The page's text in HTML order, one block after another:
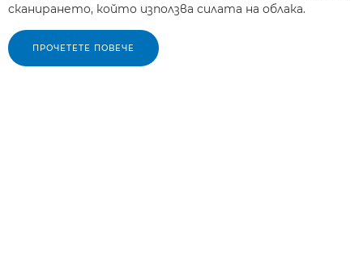
сканирането, който използва силата на облака.
ПРОЧЕТЕТЕ ПОВЕЧЕ